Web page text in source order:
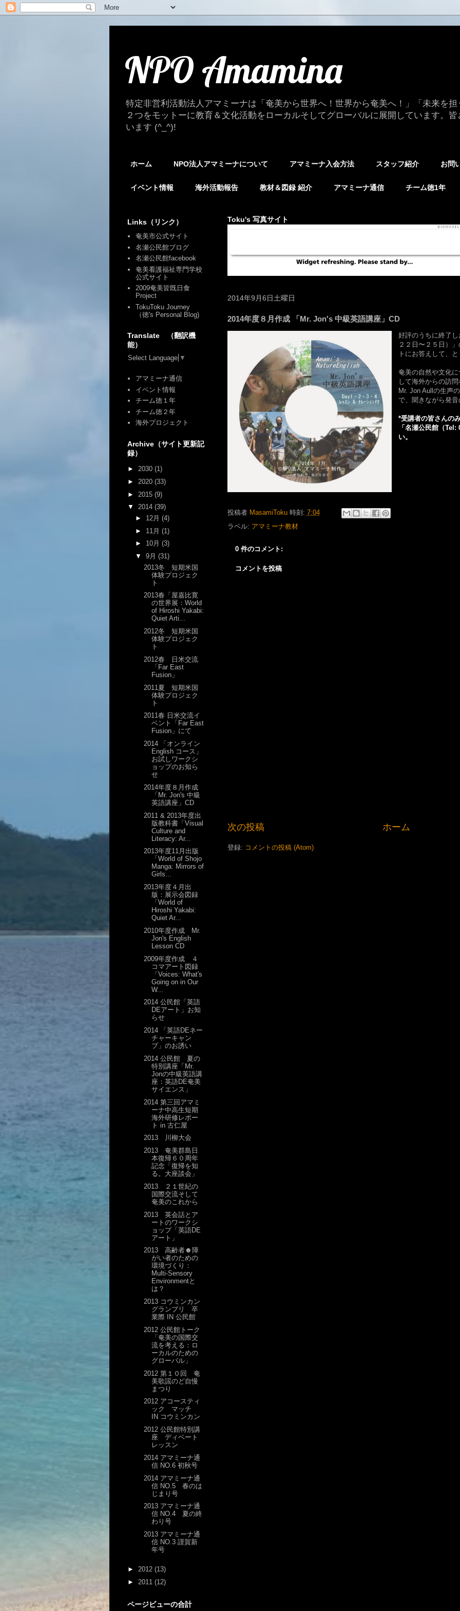
NPO Amamina
特定非営利活動法人アマミーナは「奄美から世界へ！世界から奄美へ！」「未来を
２つをモットーに教育＆文化活動をローカルそしてグローバルに展開しています。
います (^_^)!
ホーム NPO法人アマミーナについて アマミーナ入会方法 スタッフ紹介 お問
イベント情報 海外活動報告 教材＆図録 紹介 アマミーナ通信 チーム徳1年
Toku's 写真サイト
2014年9月6日土曜日
2014年度８月作成 「Mr. Jon's 中級英語講座」CD
好評のうちに終了
２２日〜２５日）
トにお答えして、
奄美の自然や文化
して海外からの訪
Mr. Jon Aullの生声
で、聞きながら発
*受講者の皆さんの
「名瀬公民館（
い。
投稿者 MasamiToku 時刻: 7:04
ラベル: アマミーナ教材
0 件のコメント:
コメントを投稿
次の投稿 ホーム
登録: コメントの投稿 (Atom)
Links（リンク）
奄美市公式サイト
名瀬公民館ブログ
名瀬公民館facebook
奄美看護福祉専門学校
公式サイト
2009奄美皆既日食
Project
TokuToku Journey
（徳's Personal Blog)
Translate （翻訳機
能）
Select Language ▼
アマミーナ通信
イベント情報
チーム徳１年
チーム徳２年
海外プロジェクト
Archive（サイト更新記
録）
► 2030 (1)
► 2020 (33)
► 2015 (9)
▼ 2014 (39)
► 12月(4)
► 11月(1)
► 10月(3)
▼9月(31)
2013冬 短期米国
体験プロジェク
ト
2013春「屋嘉比寛
の世界展：World
of Hiroshi Yakabi:
Quiet Arti...
2012冬 短期米国
体験プロジェク
ト
2012春 日米交流
「Far East
Fusion」
2011夏 短期米国
体験プロジェク
ト
2011春 日米交流イ
ベント「Far East
Fusion」にて
2014 「オンライン
English コース」
お試しワークシ
ョップのお知ら
せ
2014年度８月作成
「Mr. Jon's 中級
英語講座」CD
2011 & 2013年度出
版教科書「Visual
Culture and
Literacy: Ar...
2013年度11月出版
「World of Shojo
Manga: Mirrors of
Girls...
2013年度４月出
版：展示会図録
「World of
Hiroshi Yakabi:
Quiet Ar...
2010年度作成 Mr.
Jon's English
Lesson CD
2009年度作成 ４
コマアート図録
「Voices: What's
Going on in Our
W...
2014 公民館「英語
DEアート」お知
らせ
2014 「英語DEネー
チャーキャン
プ」のお誘い
2014 公民館 夏の
特別講座「Mr.
Jonの中級英語講
座：英語DE奄美
サイエンス」
2014 第三回アマミ
ーナ中高生短期
海外研修レポー
ト in 古仁屋
2013 川柳大会
2013 奄美群島日
本復帰６０周年
記念「復帰を知
る。大座談会」
2013 ２１世紀の
国際交流そして
奄美のこれから
2013 英会話とア
ートのワークシ
ョップ「英語DE
アート」
2013 高齢者☻障
がい者のための
環境づくり：
Multi-Sensory
Environmentと
は？
2013 コウミンカン
グランプリ 卒
業際 IN 公民館
2012 公民館トーク
「奄美の国際交
流を考える：ロ
ーカルのための
グローバル」
2012 第１０回 奄
美歌謡のど自慢
まつり
2012 アコースティ
ック マッチ
IN コウミンカン
2012 公民館特別講
座 ディベート
レッスン
2014 アマミーナ通
信 NO.6 初秋号
2014 アマミーナ通
信 NO.5 春のは
じまり号
2013 アマミーナ通
信 NO.4 夏の終
わり号
2013 アマミーナ通
信 NO.3 謹賀新
年号
► 2012 (13)
► 2011 (12)
ページビューの合計